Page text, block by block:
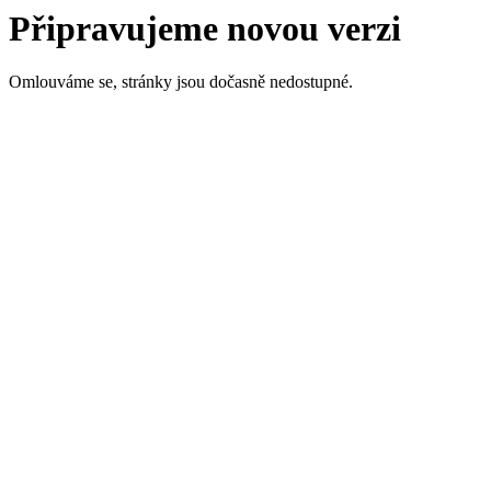
Připravujeme novou verzi
Omlouváme se, stránky jsou dočasně nedostupné.